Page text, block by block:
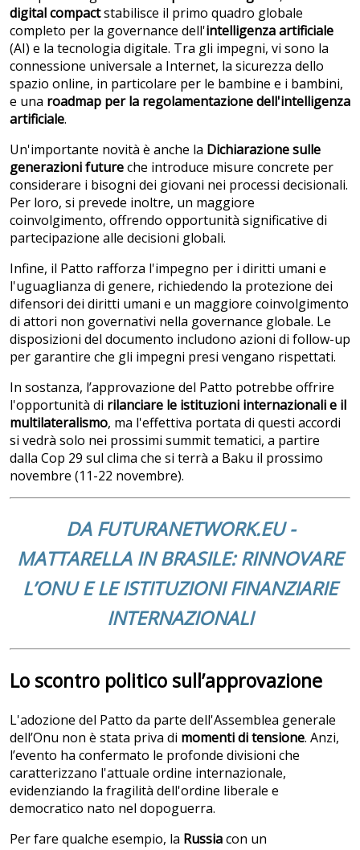
digital compactstabilisce il primo quadro globale
completo per la governance dell'intelligenza artificiale
(AI) e la tecnologia digitale. Tra gli impegni, vi sono la
connessione universale a Internet, la sicurezza dello
spazio online, in particolare per le bambine e i bambini,
e una roadmap per la regolamentazione dell'intelligenza
artificiale.
Un'importante novità è anche la Dichiarazione sulle
generazioni futureche introduce misure concrete per
considerare i bisogni dei giovani nei processi decisionali.
Per loro, si prevede inoltre, un maggiore
coinvolgimento, offrendo opportunità significative di
partecipazione alle decisioni globali.
Infine, il Patto rafforza l'impegno per i diritti umani e
l'uguaglianza di genere, richiedendo la protezione dei
difensori dei diritti umani e un maggiore coinvolgimento
di attori non governativi nella governance globale. Le
disposizioni del documento includono azioni di follow-up
per garantire che gli impegni presi vengano rispettati.
In sostanza, l’approvazione del Patto potrebbe offrire
l'opportunità di rilanciare le istituzioni internazionali e il
multilateralismo, ma l'effettiva portata di questi accordi
si vedrà solo nei prossimi summit tematici, a partire
dalla Cop 29 sul clima che si terrà a Baku il prossimo
novembre (11-22 novembre).
DA FUTURANETWORK.EU -
MATTARELLA IN BRASILE: RINNOVARE
L’ONU E LE ISTITUZIONI FINANZIARIE
INTERNAZIONALI
Lo scontro politico sull’approvazione
L'adozione del Patto da parte dell'Assemblea generale
dell’Onu non è stata priva di momenti di tensione. Anzi,
l’evento ha confermato le profonde divisioni che
caratterizzano l'attuale ordine internazionale,
evidenziando la fragilità dell'ordine liberale e
democratico nato nel dopoguerra.
Per fare qualche esempio, la Russiacon un